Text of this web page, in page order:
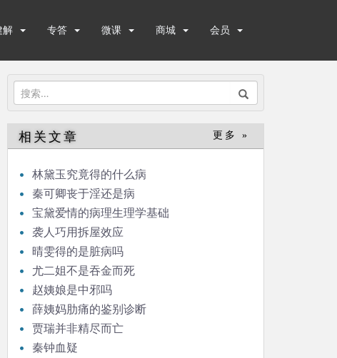
解 专答 微课 商城 会员
搜
索：
相关文章 更多 »
林黛玉究竟得的什么病
秦可卿丧于淫还是病
宝黛爱情的病理生理学基础
袭人巧用拆屋效应
晴雯得的是脏病吗
尤二姐不是吞金而死
赵姨娘是中邪吗
薛姨妈肋痛的鉴别诊断
贾瑞并非精尽而亡
秦钟血疑